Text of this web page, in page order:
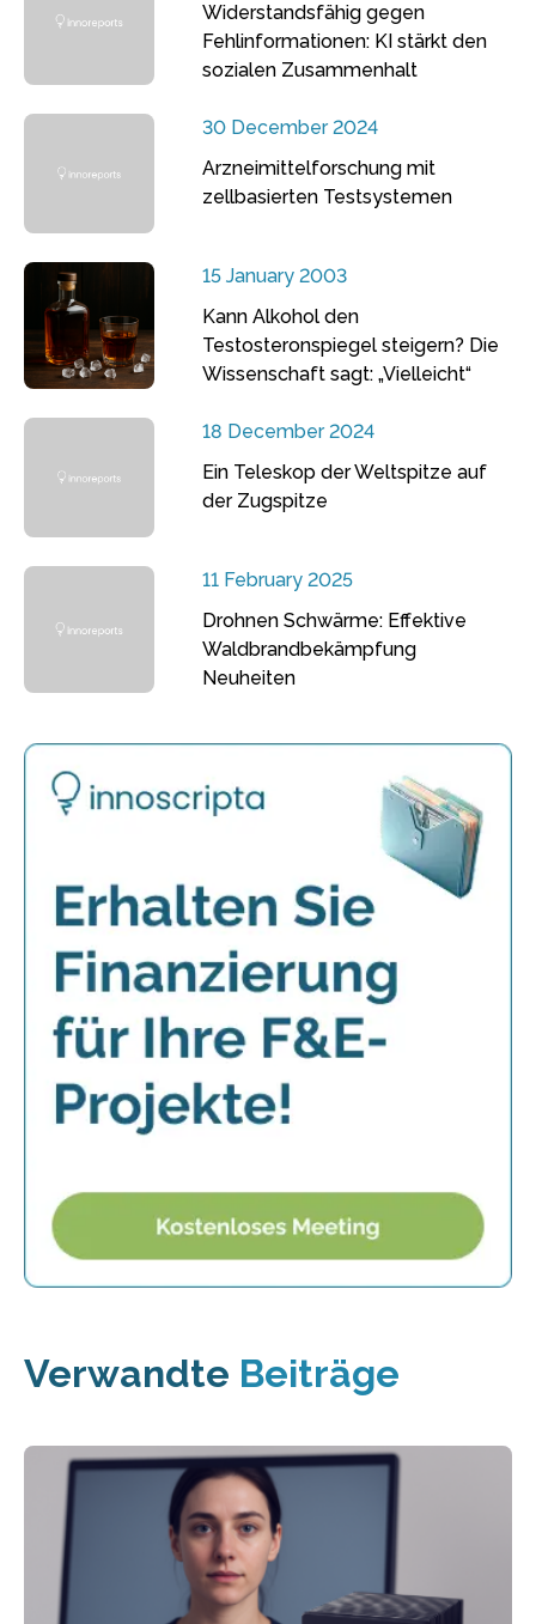
Widerstandsfähig gegen
Fehlinformationen: KI stärkt den
sozialen Zusammenhalt
30 December 2024
Arzneimittelforschung mit
zellbasierten Testsystemen
15 January 2003
Kann Alkohol den
Testosteronspiegel steigern? Die
Wissenschaft sagt: „Vielleicht“
18 December 2024
Ein Teleskop der Weltspitze auf
der Zugspitze
11 February 2025
Drohnen Schwärme: Effektive
Waldbrandbekämpfung
Neuheiten
Verwandte Beiträge